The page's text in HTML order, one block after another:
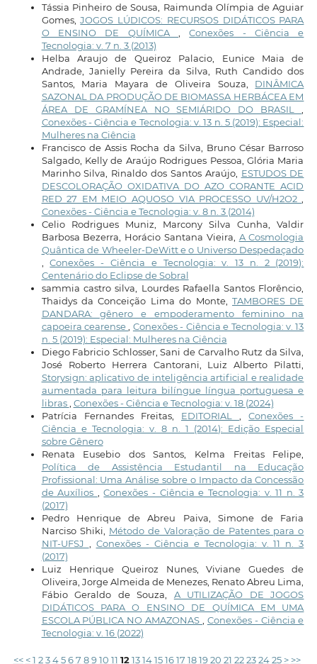
Tássia Pinheiro de Sousa, Raimunda Olímpia de Aguiar
Gomes,JOGOS LÚDICOS: RECURSOS DIDÁTICOS PARA
O ENSINO DE QUÍMICA
,Conexões - Ciência e
Tecnologia: v. 7 n. 3 (2013)
Helba Araujo de Queiroz Palacio, Eunice Maia de
Andrade, Janielly Pereira da Silva, Ruth Candido dos
Santos, Maria Mayara de Oliveira Souza, DINÂMICA
SAZONAL DA PRODUÇÃO DE BIOMASSA HERBÁCEA EM
ÁREA DE GRAMÍNEA NO SEMIÁRIDO DO BRASIL
Conexões - Ciência e Tecnologia: v. 13 n. 5 (2019): Especial:
Mulheres na Ciência
Francisco de Assis Rocha da Silva, Bruno César Barroso
Salgado, Kelly de Araújo Rodrigues Pessoa, Glória Maria
Marinho Silva, Rinaldo dos Santos Araújo, ESTUDOS DE
DESCOLORAÇÃO OXIDATIVA DO AZO CORANTE ACID
RED 27 EM MEIO AQUOSO VIA PROCESSO UV/H2O2
Conexões - Ciência e Tecnologia: v. 8 n. 3 (2014)
Celio Rodrigues Muniz, Marcony Silva Cunha, Valdir
Barbosa Bezerra, Horácio Santana Vieira, A Cosmologia
Quântica de Wheeler-DeWitt e o Universo Despedaçado
,Conexões - Ciência e Tecnologia: v. 13 n. 2 (2019):
Centenário do Eclipse de Sobral
sammia castro silva, Lourdes Rafaella Santos Florêncio,
Thaidys da Conceição Lima do Monte,TAMBORES DE
DANDARA: gênero e empoderamento feminino na
capoeira cearense
Conexões - Ciência e Tecnologia: v. 13
n. 5 (2019): Especial: Mulheres na Ciência
Diego Fabricio Schlosser, Sani de Carvalho Rutz da Silva,
José Roberto Herrera Cantorani, Luiz Alberto Pilatti,
Storysign: aplicativo de inteligência artificial e realidade
aumentada para leitura bilíngue língua portuguesa e
libras Conexões - Ciência e Tecnologia: v. 18 (2024)
Patrícia Fernandes Freitas, EDITORIAL ,Conexões -
Ciência e Tecnologia: v. 8 n. 1 (2014): Edição Especial
sobre Gênero
Renata Eusebio dos Santos, Kelma Freitas Felipe,
Política de Assistência Estudantil na Educação
Profissional: Uma Análise sobre o Impacto da Concessão
de Auxílios
,Conexões - Ciência e Tecnologia: v. 11 n. 3
(2017)
Pedro Henrique de Abreu Paiva, Simone de Faria
Narciso Shiki, Método de Valoração de Patentes para o
NIT-UFSJ
Conexões - Ciência e Tecnologia: v. 11 n. 3
(2017)
Luiz Henrique Queiroz Nunes, Viviane Guedes de
Oliveira, Jorge Almeida de Menezes, Renato Abreu Lima,
Fábio Geraldo de Souza, A UTILIZAÇÃO DE JOGOS
DIDÁTICOS PARA O ENSINO DE QUÍMICA EM UMA
ESCOLA PÚBLICA NO AMAZONAS
Conexões - Ciência e
Tecnologia: v. 16 (2022)
<< < 1 2 3 4 5 6 7 8 9 10 11 12 13 14 15 16 17 18 19 20 21 22 23 24 25 > >>